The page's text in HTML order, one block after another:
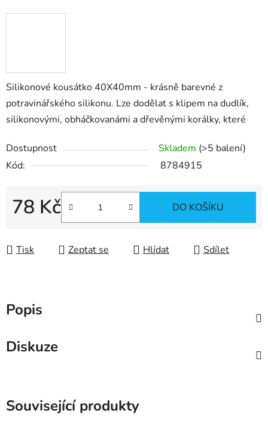
Silikonové kousátko 40X40mm - krásně barevné z
potravinářského silikonu. Lze dodělat s klipem na dudlík,
silikonovými, obháčkovanámi a dřevěnými korálky, které
Dostupnost Skladem (>5 balení)
Kód:
8784915
78 Kč
Měrná cena:
DO KOŠÍKU
Tisk Zeptat se Hlídat Sdílet
Popis
Diskuze
Související produkty